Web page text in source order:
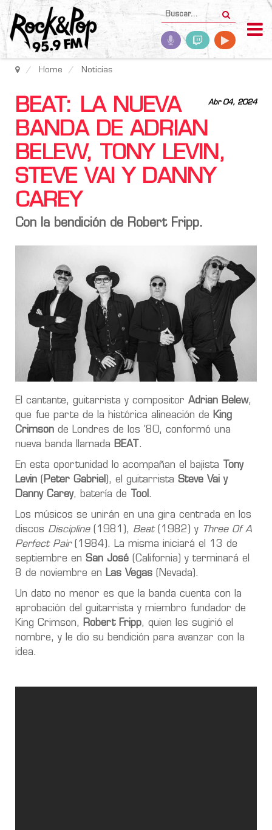
Home Noticias
Abr 04, 2024
BEAT: LA NUEVA
BANDA DE ADRIAN
BELEW, TONY LEVIN,
STEVE VAI Y DANNY
CAREY
Con la bendición de Robert Fripp.
El cantante, guitarrista y compositor Adrian Belew,
que fue parte de la histórica alineación de King
Crimson de Londres de los ’80, conformó una
nueva banda llamada BEAT .
En esta oportunidad lo acompañan el bajista
Tony
Levin
Peter Gabriel ), el guitarrista Steve Vai y
Danny Carey, batería de Tool .
Los músicos se unirán en una gira centrada en los
discos Discipline(1981), Beat(1982) y
Three Of A
Perfect Pair(1984). La misma iniciará el 13 de
septiembre en San José (California) y terminará el
8 de noviembre en Las Vegas (Nevada).
Un dato no menor es que la banda cuenta con la
aprobación del guitarrista y miembro fundador de
King Crimson,
Robert Fripp, quien les sugirió el
nombre, y le dio su bendición para avanzar con la
idea.